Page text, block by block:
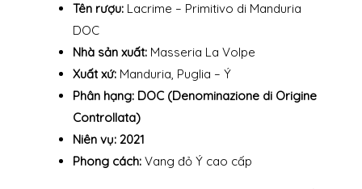
Tên rượu: Lacrime – Primitivo di Manduria
DOC
Nhà sản xuất: Masseria La Volpe
Xuất xứ: Manduria, Puglia – Ý
Phân hạng: DOC (Denominazione di Origine
Controllata)
Niên vụ: 2021
Phong cách: Vang đỏ Ý cao cấp